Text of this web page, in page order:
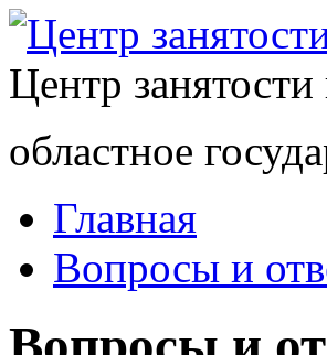
Центр
областное
Главная
Вопросы и